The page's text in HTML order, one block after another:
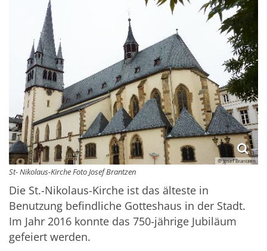
© Josef Brantzen
St- Nikolaus-Kirche Foto Josef Brantzen
Die St.-Nikolaus-Kirche ist das älteste in
Benutzung befindliche Gotteshaus in der Stadt.
Im Jahr 2016 konnte das 750-jährige Jubiläum
gefeiert werden.